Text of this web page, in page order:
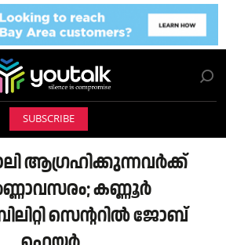
SUBSCRIBE
ആഗ്രഹിക്കുന്നവർക്ക്
കണ്ണൂർ
സെന്ററിൽ ജോബ്